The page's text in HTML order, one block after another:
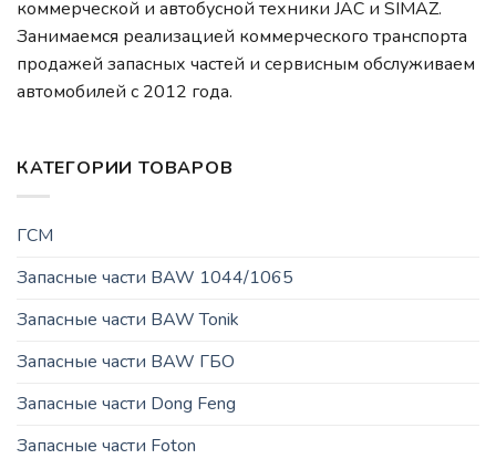
коммерческой и автобусной техники JAC и SIMAZ.
Занимаемся реализацией коммерческого транспорта
продажей запасных частей и сервисным обслуживаем
автомобилей c 2012 года.
КАТЕГОРИИ ТОВАРОВ
ГСМ
Запасные части BAW 1044/1065
Запасные части BAW Tonik
Запасные части BAW ГБО
Запасные части Dong Feng
Запасные части Foton